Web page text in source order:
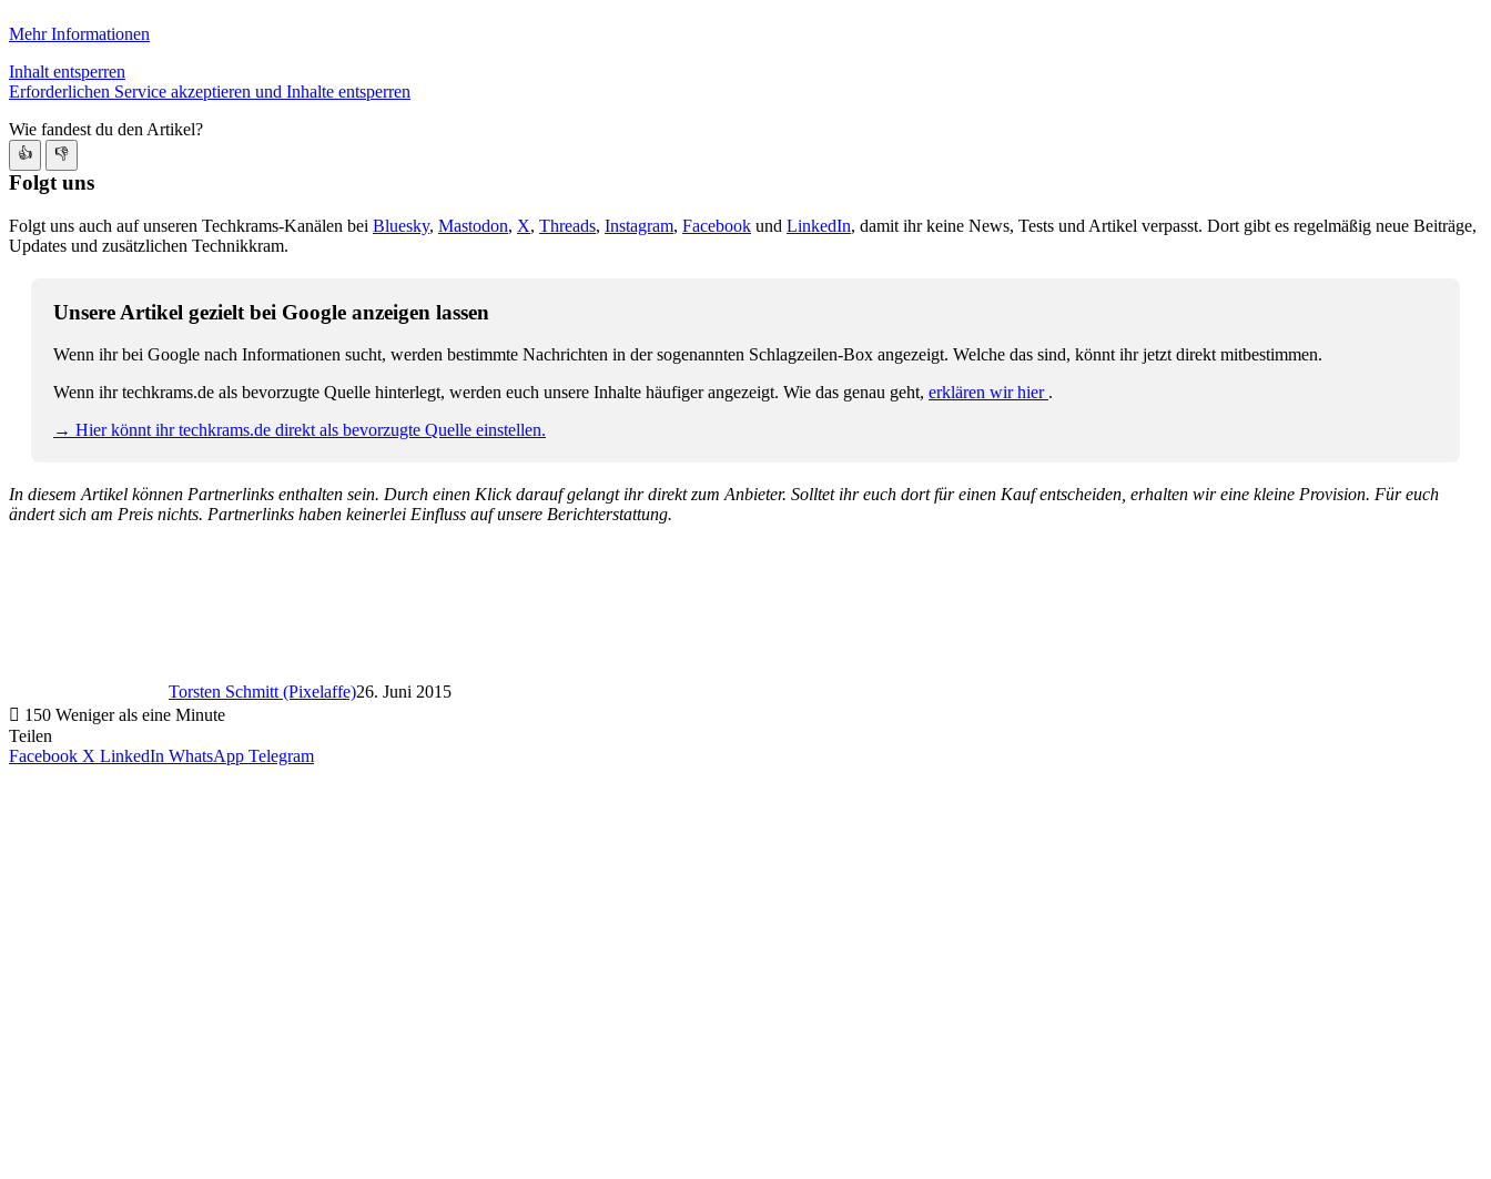
Mehr Informationen
Inhalt entsperren
Erforderlichen Service akzeptieren und Inhalte entsperren
Wie fandest du den Artikel?
👍 👎
Folgt uns
Folgt uns auch auf unseren Techkrams-Kanälen bei Bluesky, Mastodon, X, Threads, Instagram, Facebook und LinkedIn, damit ihr keine News, Tests und Artikel verpasst. Dort gibt es regelmäßig neue Beiträge,
Updates und zusätzlichen Technikkram.
Unsere Artikel gezielt bei Google anzeigen lassen
Wenn ihr bei Google nach Informationen sucht, werden bestimmte Nachrichten in der sogenannten Schlagzeilen-Box angezeigt. Welche das sind, könnt ihr jetzt direkt mitbestimmen.
Wenn ihr techkrams.de als bevorzugte Quelle hinterlegt, werden euch unsere Inhalte häufiger angezeigt. Wie das genau geht, erklären wir hier .
→ Hier könnt ihr techkrams.de direkt als bevorzugte Quelle einstellen.
In diesem Artikel können Partnerlinks enthalten sein. Durch einen Klick darauf gelangt ihr direkt zum Anbieter. Solltet ihr euch dort für einen Kauf entscheiden, erhalten wir eine kleine Provision. Für euch
ändert sich am Preis nichts. Partnerlinks haben keinerlei Einfluss auf unsere Berichterstattung.
Torsten Schmitt (Pixelaffe)26. Juni 2015
150 Weniger als eine Minute
Teilen
Facebook X LinkedIn WhatsApp Telegram